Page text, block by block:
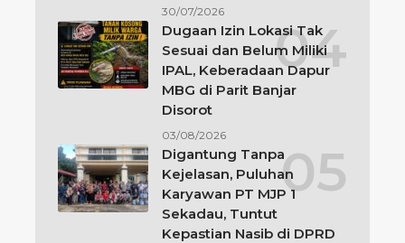
30/07/2026
Dugaan Izin Lokasi Tak
Sesuai dan Belum Miliki
IPAL, Keberadaan Dapur
MBG di Parit Banjar
Disorot
03/08/2026
Digantung Tanpa
Kejelasan, Puluhan
Karyawan PT MJP 1
Sekadau, Tuntut
Kepastian Nasib di DPRD